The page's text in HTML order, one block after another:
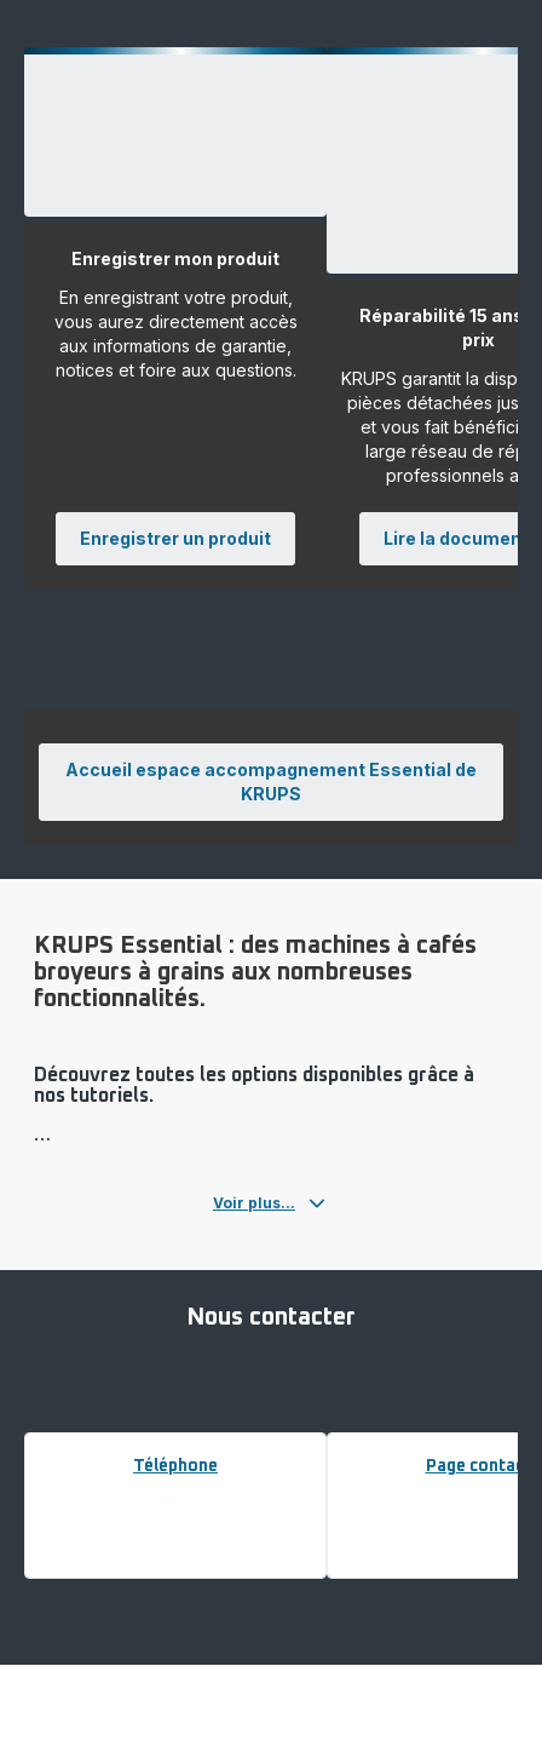
Enregistrer mon produit
En enregistrant votre produit,
vous aurez directement accès
aux informations de garantie,
notices et foire aux questions.
Enregistrer un produit
Réparabilité 15 ans
prix
KRUPS garantit la
pièces détachées
et vous fait bénéficier
large réseau de
professionnels
Lire la
Accueil espace accompagnement Essential de
KRUPS
KRUPS Essential : des machines à cafés
broyeurs à grains aux nombreuses
fonctionnalités.
Découvrez toutes les options disponibles grâce à
nos tutoriels.
Voir plus...
Nous contacter
Téléphone Page contact